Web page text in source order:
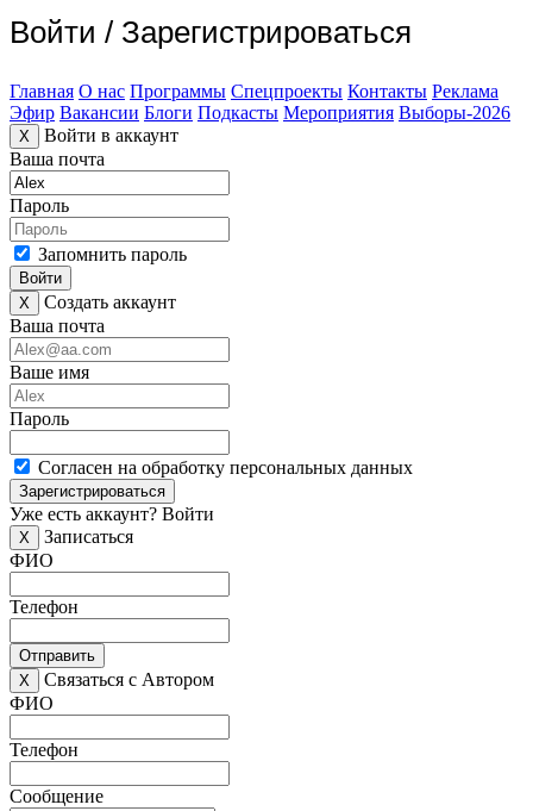
Войти / Зарегистрироваться
Главная О нас Программы Спецпроекты Контакты Реклама
Эфир Вакансии Блоги Подкасты Мероприятия Выборы-2026
X
Войти в аккаунт
Ваша почта
Пароль
Запомнить пароль
Войти
X
Создать аккаунт
Ваша почта
Ваше имя
Пароль
Согласен на обработку персональных данных
Зарегистрироваться
Уже есть аккаунт? Войти
X
Записаться
ФИО
Телефон
Отправить
X
Связаться с Автором
ФИО
Телефон
Сообщение